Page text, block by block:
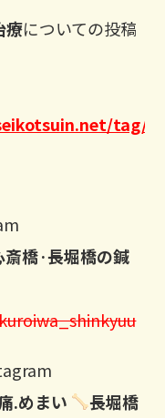
療についての投稿
tag/
斎橋·長堀橋の鍼
.めまい
長堀橋